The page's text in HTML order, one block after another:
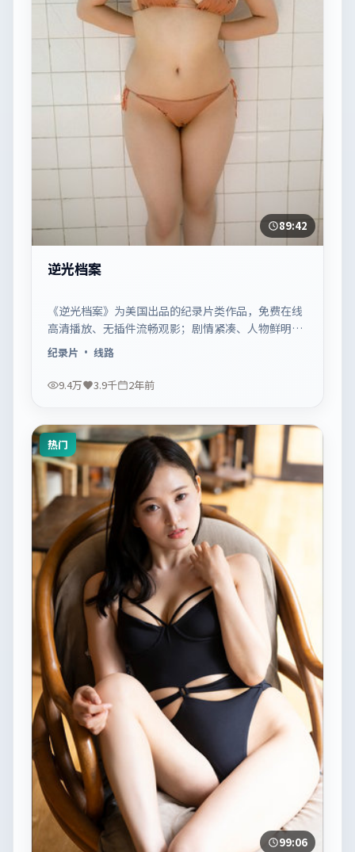
89:42
逆光档案
《逆光档案》为美国出品的纪录片类作品，免费在线
高清播放、无插件流畅观影；剧情紧凑、人物鲜明，
适合休闲一口气追看。
纪录片 · 线路
9.4万 3.9千 2年前
热门
99:06